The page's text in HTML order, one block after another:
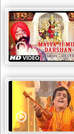
khatu
shaym
bhajans
रानी
सती
दादी
rani
bhajans
बावा
लाल